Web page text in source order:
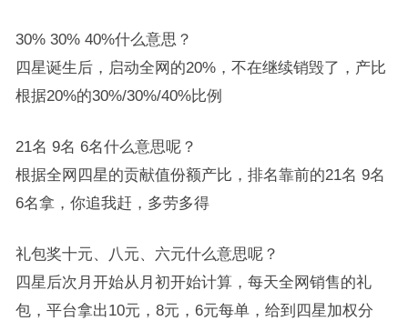
30% 30% 40%什么意思？
四星诞生后，启动全网的20%，不在继续销毁了，产比
根据20%的30%/30%/40%比例
21名 9名 6名什么意思呢？
根据全网四星的贡献值份额产比，排名靠前的21名 9名
6名拿，你追我赶，多劳多得
礼包奖十元、八元、六元什么意思呢？
四星后次月开始从月初开始计算，每天全网销售的礼
包，平台拿出10元，8元，6元每单，给到四星加权分